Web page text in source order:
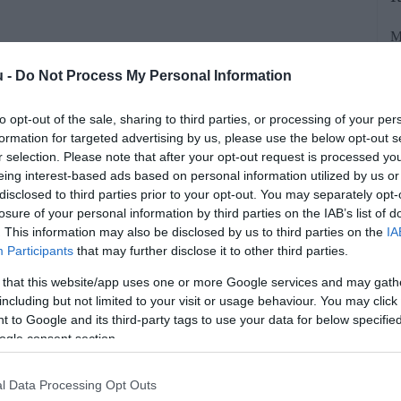
- Do Not Process My Personal Information
opt-out of the sale, sharing to third parties, or processing of your
for targeted advertising by us, please use the below opt-out
selection. Please note that after your opt-out request is processed
interest-based ads based on personal information utilized by us
to third parties prior to your opt-out. You may separately
of your personal information by third parties on the IAB’s list of
This information may also be disclosed by us to third parties on the
Participants that may further disclose it to other third parties.
that this website/app uses one or more Google services and may
but not limited to your visit or usage behaviour. You may
to Google and its third-party tags to use your data for below
consent section.
Data Processing Opt Outs
már több mint 2 millió valós
és házakra több mint 410
magas keresleti szintre utoljára
közölte saját adatai alapján az